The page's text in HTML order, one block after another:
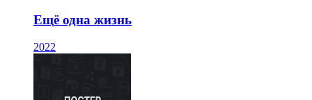
Ещё одна жизнь
2022